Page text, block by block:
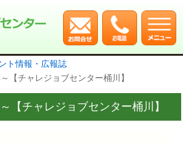
ト情報・広報誌
【チャレジョブセンター桶川】
【チャレジョブセンター桶川】